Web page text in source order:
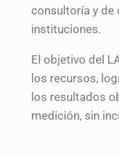
consultoría y de
instituciones.
El objetivo del
los recursos,
los resultados
medición, sin